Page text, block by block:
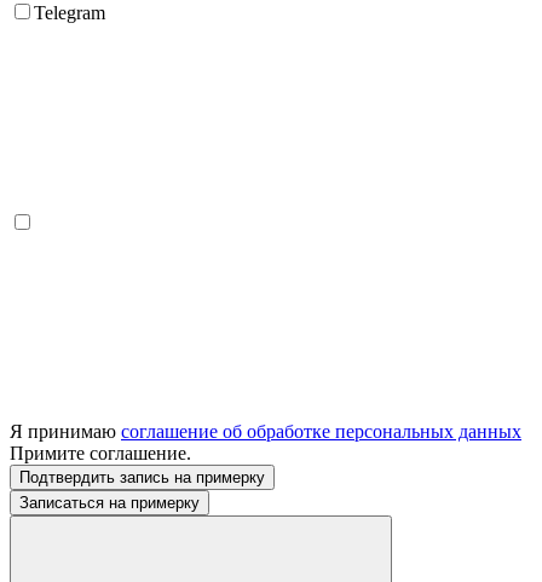
Telegram
Я принимаю соглашение об обработке персональных данных
Примите соглашение.
Подтвердить запись на примерку
Записаться на примерку